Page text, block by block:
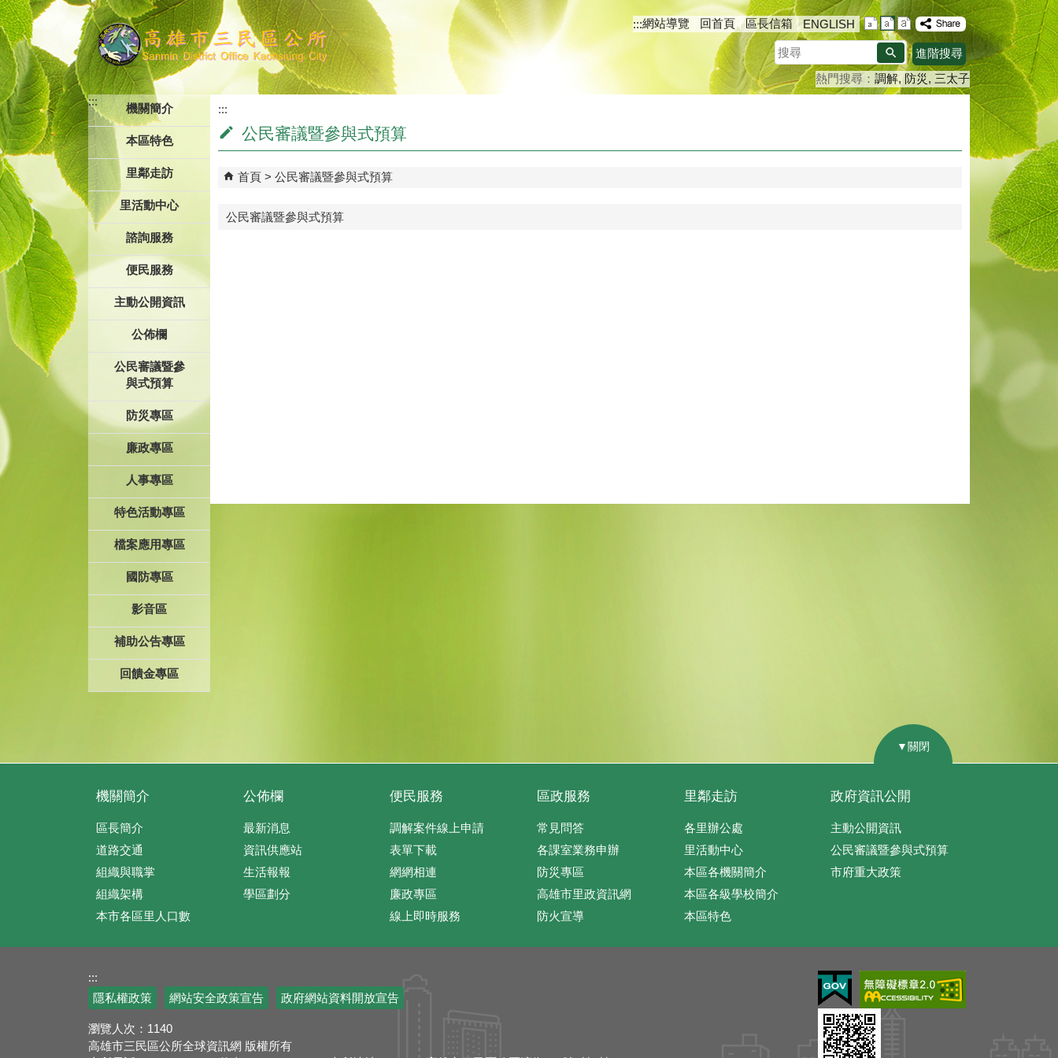
跳到主要內容區塊
:::網站導覽 回首頁 區長信箱
ENGLISH
搜
尋
進階搜尋
熱門搜尋： 調解 防災
三太子
:::
機關簡介
本區特色
里鄰走訪
里活動中心
諮詢服務
便民服務
主動公開資訊
公佈欄
公民審議暨參
與式預算
防災專區
廉政專區
人事專區
特色活動專區
檔案應用專區
國防專區
影音區
補助公告專區
回饋金專區
:::
公民審議暨參與式預算
首頁 公民審議暨參與式預算
公民審議暨參與式預算
▼關閉
機關簡介
區長簡介
道路交通
組織與職掌
組織架構
本市各區里人口數
公佈欄
最新消息
資訊供應站
生活報報
學區劃分
便民服務
調解案件線上申請
表單下載
網網相連
廉政專區
線上即時服務
區政服務
常見問答
各課室業務申辦
防災專區
高雄市里政資訊網
防火宣導
里鄰走訪
各里辦公處
里活動中心
本區各機關簡介
本區各級學校簡介
本區特色
政府資訊公開
主動公開資訊
公民審議暨參與式預算
市府重大政策
:::
隱私權政策
網站安全政策宣告 政府網站資料開放宣告
瀏覽人次： 1140
高雄市三民區公所全球資訊網 版權所有